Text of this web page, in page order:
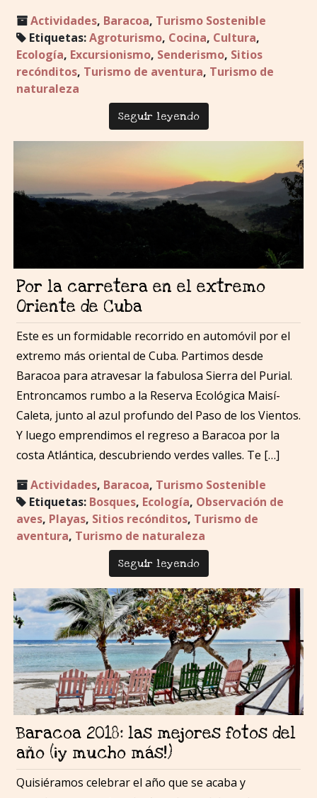
Actividades, Baracoa, Turismo Sostenible
Etiquetas:Agroturismo, Cocina, Cultura,
Ecología, Excursionismo, Senderismo, Sitios
recónditos, Turismo de aventura, Turismo de
naturaleza
Seguir leyendo
Por la carretera en el extremo
Oriente de Cuba
Este es un formidable recorrido en automóvil por el
extremo más oriental de Cuba. Partimos desde
Baracoa para atravesar la fabulosa Sierra del Purial.
Entroncamos rumbo a la Reserva Ecológica Maisí-
Caleta, junto al azul profundo del Paso de los Vientos.
Y luego emprendimos el regreso a Baracoa por la
costa Atlántica, descubriendo verdes valles. Te […]
Actividades, Baracoa, Turismo Sostenible
Etiquetas: Bosques, Ecología, Observación de
aves, Playas, Sitios recónditos, Turismo de
aventura, Turismo de naturaleza
Seguir leyendo
Baracoa 2018: las mejores fotos del
año (¡y mucho más!)
Quisiéramos celebrar el año que se acaba y